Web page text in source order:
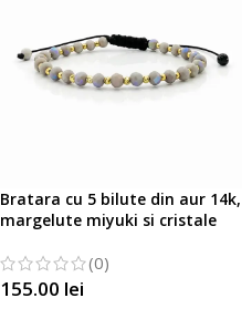
Bratara cu 5 bilute din aur 14k,
margelute miyuki si cristale
(0)
155.00 lei